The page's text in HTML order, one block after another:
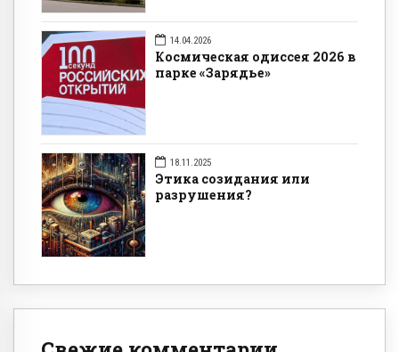
14.04.2026
Космическая одиссея 2026 в
парке «Зарядье»
18.11.2025
Этика созидания или
разрушения?